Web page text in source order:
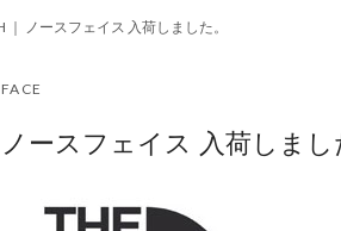
ノースフェイス 入荷しました。
ースフェイス 入荷しまし